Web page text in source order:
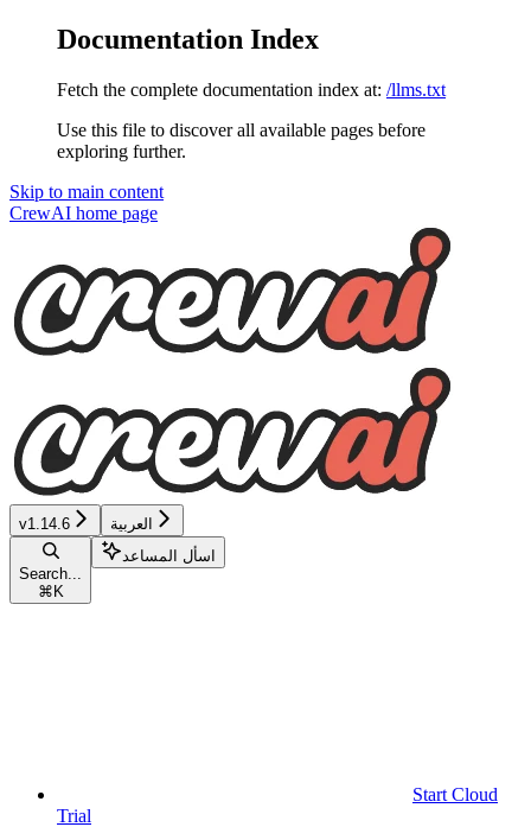
Documentation Index
Fetch the complete documentation index at: /llms.txt
Use this file to discover all available pages before
exploring further.
Skip to main content
CrewAI home page
v1.14.6 العربية
Search...
⌘ K
اسأل المساعد
Start Cloud
Trial